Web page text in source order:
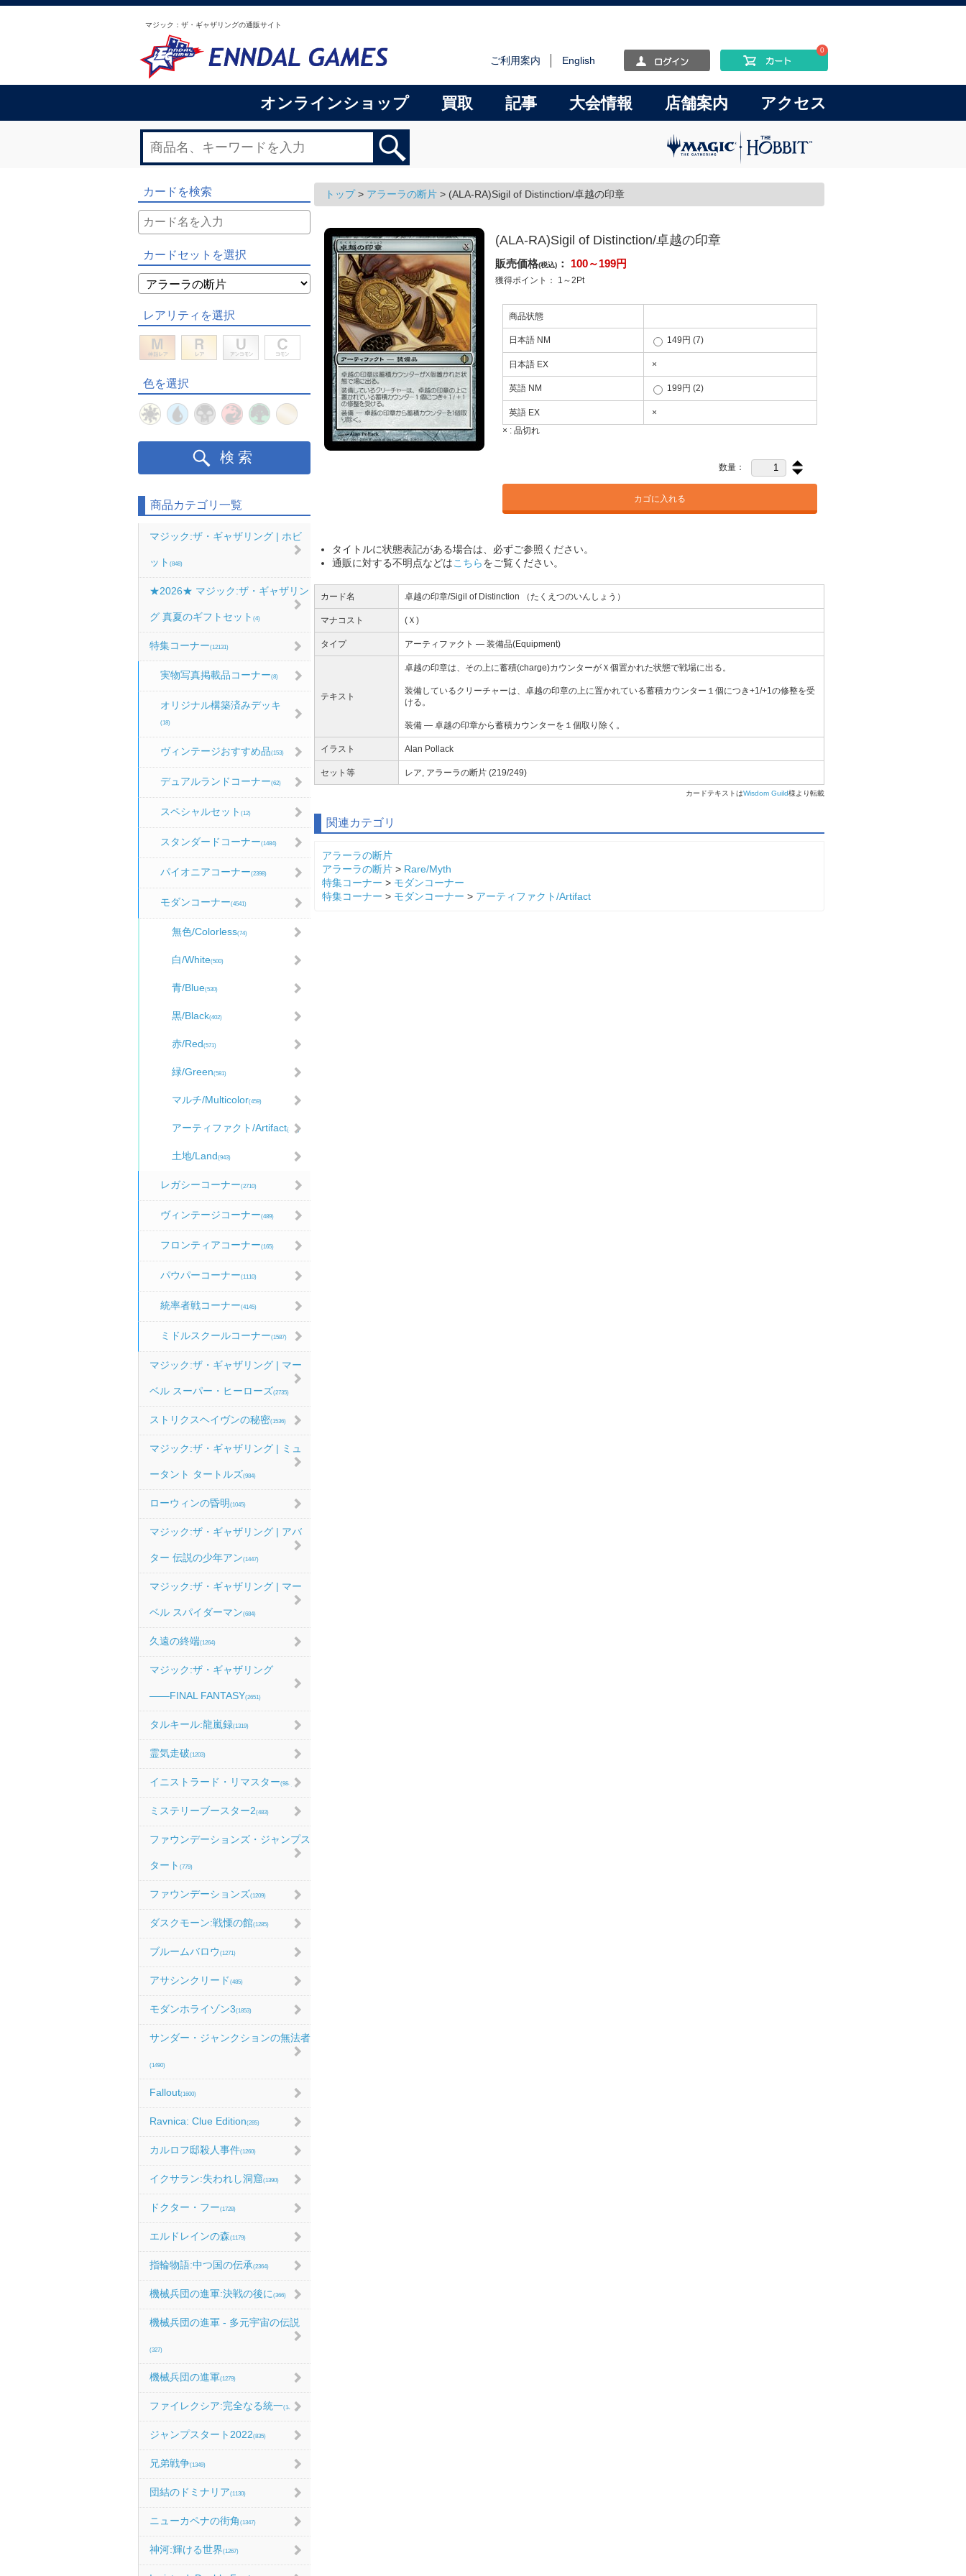
マジック：ザ・ギャザリングの通販サイト
ご利用案内 English
0
オンラインショップ 買取 記事 大会情報 店舗案内 アクセス
カードを検索
カードセットを選択
レアリティを選択
色を選択
検索
商品カテゴリ一覧
マジック:ザ・ギャザリング | ホビ
ット (848)
★2026★ マジック:ザ・ギャザリン
グ 真夏のギフトセット (4)
特集コーナー(12131)
実物写真掲載品コーナー(8)
オリジナル構築済みデッキ
(18)
ヴィンテージおすすめ品(153)
デュアルランドコーナー(62)
スペシャルセット (12)
スタンダードコーナー(1484)
パイオニアコーナー(2398)
モダンコーナー(4541)
無色/Colorless(74)
白/White(500)
青/Blue(530)
黒/Black(402)
赤/Red(571)
緑/Green(581)
マルチ/Multicolor(459)
アーティファクト/Artifact(481)
土地/Land(943)
レガシーコーナー(2710)
ヴィンテージコーナー(489)
フロンティアコーナー(165)
パウパーコーナー(1110)
統率者戦コーナー(4145)
ミドルスクールコーナー(1587)
マジック:ザ・ギャザリング | マー
ベル スーパー・ヒーローズ(2735)
ストリクスヘイヴンの秘密(1536)
マジック:ザ・ギャザリング | ミュ
ータント タートルズ(984)
ローウィンの昏明 (1045)
マジック:ザ・ギャザリング | アバ
ター 伝説の少年アン(1447)
マジック:ザ・ギャザリング | マー
ベル スパイダーマン(684)
久遠の終端(1264)
マジック:ザ・ギャザリング
――FINAL FANTASY(2651)
タルキール:龍嵐録(1319)
霊気走破(1203)
イニストラード・リマスター(984)
ミステリーブースター2(483)
ファウンデーションズ・ジャンプス
タート (779)
ファウンデーションズ(1209)
ダスクモーン:戦慄の館(1285)
ブルームバロウ (1271)
アサシンクリード (485)
モダンホライゾン3(1853)
サンダー・ジャンクションの無法者
(1490)
Fallout(1600)
Ravnica: Clue Edition(285)
カルロフ邸殺人事件(1260)
イクサラン:失われし洞窟(1390)
ドクター・フー(1728)
エルドレインの森(1179)
指輪物語:中つ国の伝承(2364)
機械兵団の進軍:決戦の後に (366)
機械兵団の進軍 - 多元宇宙の伝説
(327)
機械兵団の進軍(1279)
ファイレクシア:完全なる統一(1067)
ジャンプスタート2022(835)
兄弟戦争(1349)
団結のドミナリア(1130)
ニューカペナの街角 (1347)
神河:輝ける世界(1267)
トップ> アラーラの断片 > (ALA-RA)Sigil of Distinction/卓越の印章
(ALA-RA)Sigil of Distinction/卓越の印章
販売価格(税込) ： 100～199円
獲得ポイント： 1～2 Pt
商品状態
日本語 NM 149円 (7)
日本語 EX ×
英語 NM 199円 (2)
英語 EX
×
× : 品切れ
数量：
カゴに入れる
タイトルに状態表記がある場合は、必ずご参照ください。
通販に対する不明点などはこちらをご覧ください。
カード名 卓越の印章/Sigil of Distinction （たくえつのいんしょう）
マナコスト (Ｘ)
タイプ アーティファクト ― 装備品(Equipment)
テキスト
卓越の印章は、その上に蓄積(charge)カウンターがＸ個置かれた状態で戦場に出る。
装備しているクリーチャーは、卓越の印章の上に置かれている蓄積カウンター１個につき+1/+1の修整を受
ける。
装備 ― 卓越の印章から蓄積カウンターを１個取り除く。
イラスト Alan Pollack
セット等 レア, アラーラの断片 (219/249)
カードテキストはWisdom Guild様より転載
関連カテゴリ
アラーラの断片
アラーラの断片 > Rare/Myth
特集コーナー > モダンコーナー
特集コーナー > モダンコーナー > アーティファクト/Artifact